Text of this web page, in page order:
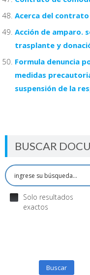
Acerca del
Acción de amparo.
trasplante y
Formula denuncia
medidas
suspensión de la
BUSCAR
Solo resultados
exactos
Buscar